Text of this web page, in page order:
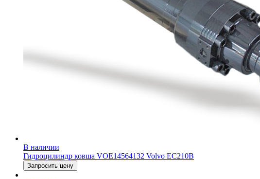
В наличии
Гидроцилиндр ковша VOE14564132 Volvo EC210B
Запросить цену